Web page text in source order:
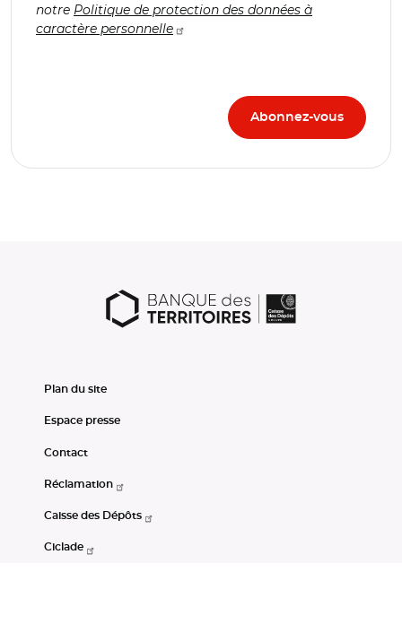
notre Politique de protection des données à
caractère personnelle
Plan du site
Espace presse
Contact
Réclamation
Caisse des Dépôts
Ciclade